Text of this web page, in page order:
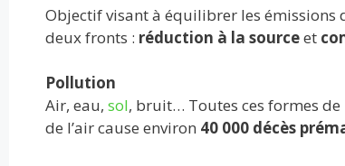
Objectif visant à équilibrer les émissions
deux fronts : réduction à la sourceet
Pollution
Air, eau, sol, bruit… Toutes ces formes
de l’air cause environ 40 000 décès